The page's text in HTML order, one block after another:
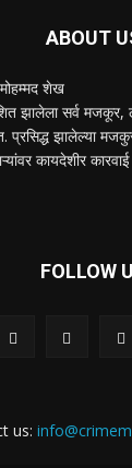
ABOUT
शेख
झालेला सर्व
झालेल्या
कायदेशीर
FOLLOW
us: